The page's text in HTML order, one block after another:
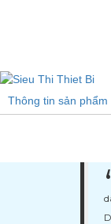
Thông tin sản phẩm